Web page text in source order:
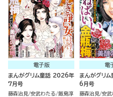
電子版
まんがグリム童話 2026年
7月号
藤森治見 安武わたる 飯島淳
電
まんがグリ
6月号
藤森治見 安武